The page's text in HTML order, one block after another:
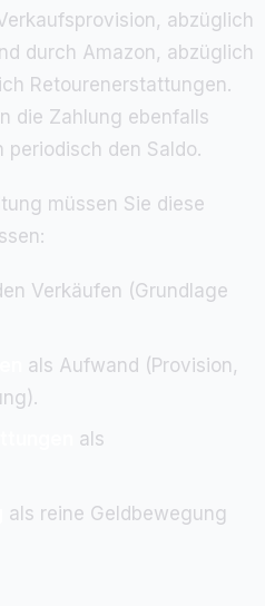
abzüglich
durch Amazon, abzüglich
Retourenerstattungen.
die Zahlung ebenfalls
periodisch den Saldo.
müssen Sie diese
Verkäufen (Grundlage
als Aufwand (Provision,
als
als reine Geldbewegung